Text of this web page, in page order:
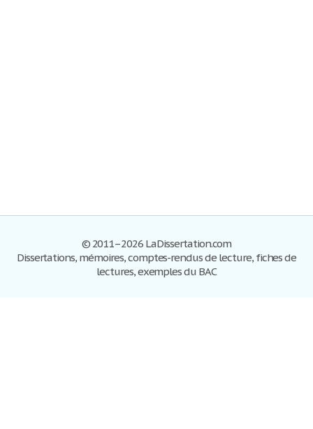
© 2011–2026 LaDissertation.com
Dissertations, mémoires, comptes-rendus de lecture, fiches de
lectures, exemples du BAC